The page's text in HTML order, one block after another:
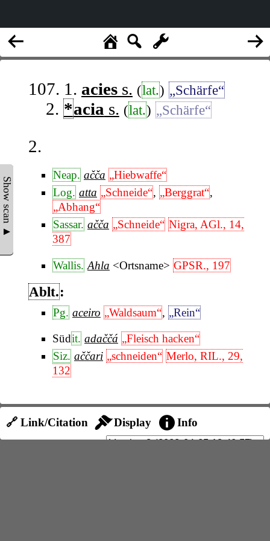
Show scan ▲
107. 1. acies s. (lat.) „Schärfe“
2. *acia s. (lat.) „Schärfe“
2.
Neap. ačča „Hiebwaffe“
Log. atta „Schneide“, „Berggrat“,
„Abhang“
Sassar. ačča „Schneide“ Nigra, AGl., 14,
387
Wallis. Ahla <Ortsname> GPSR., 197
Ablt.:
Pg. aceiro „Waldsaum“, „Rein“
Südit. adaččá „Fleisch hacken“
Siz. aččari „schneiden“ Merlo, RIL., 29,
132
🔗 Link/Citation Display Info